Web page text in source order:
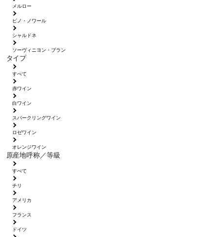
メルロー
ピノ・ノワール
シャルドネ
ソーヴィニヨン・ブラン
タイプ
すべて
赤ワイン
白ワイン
スパークリングワイン
ロゼワイン
オレンジワイン
原産地呼称／等級
すべて
チリ
アメリカ
フランス
ドイツ